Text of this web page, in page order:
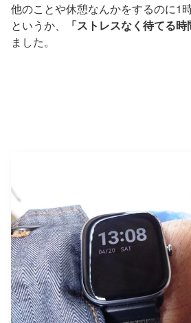
他のことや休憩なんかをするのに1
というか、
「ストレスなく待てる時
ました。